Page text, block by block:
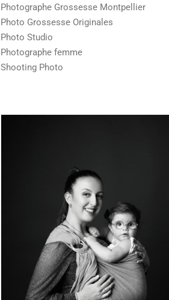
Photographe Grossesse Montpellier
Photo Grossesse Originales
Photo Studio
Photographe femme
Shooting Photo
Photographe grossesse à
Montpellier : une séance au studio
!
Bébé & Enfant Famille Grossesse Portrait